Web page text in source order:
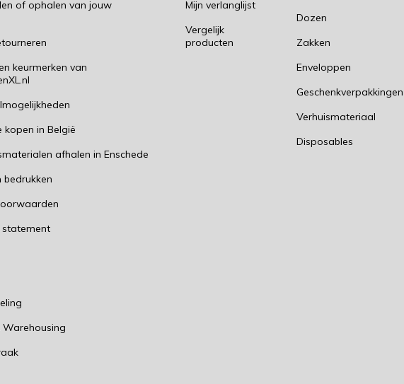
of ophalen van jouw
keurmerken van
kopen in België
afhalen in Enschede
bedrukken
statement
Mijn verlanglijst
Vergelijk
producten
Dozen
Zakken
Enveloppen
Geschenkverpakkingen
Verhuismateriaal
Disposables